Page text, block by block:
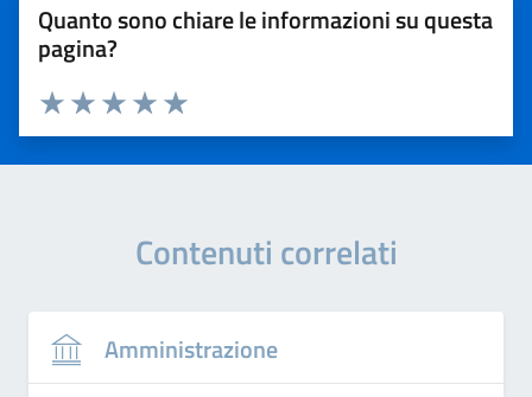
Quanto sono chiare le informazioni su questa
pagina?
Valuta 5 stelle su 5
Valuta 4 stelle su 5
Valuta 3 stelle su 5
Valuta 2 stelle su 5
Valuta 1 stelle su 5
Contenuti correlati
Amministrazione